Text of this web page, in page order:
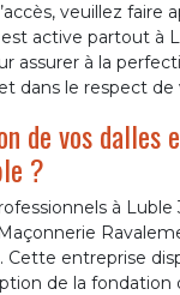
veuillez faire
active partout à
assurer à la
dans le respect
de vos dalles
?
à
entreprise
de la fondation